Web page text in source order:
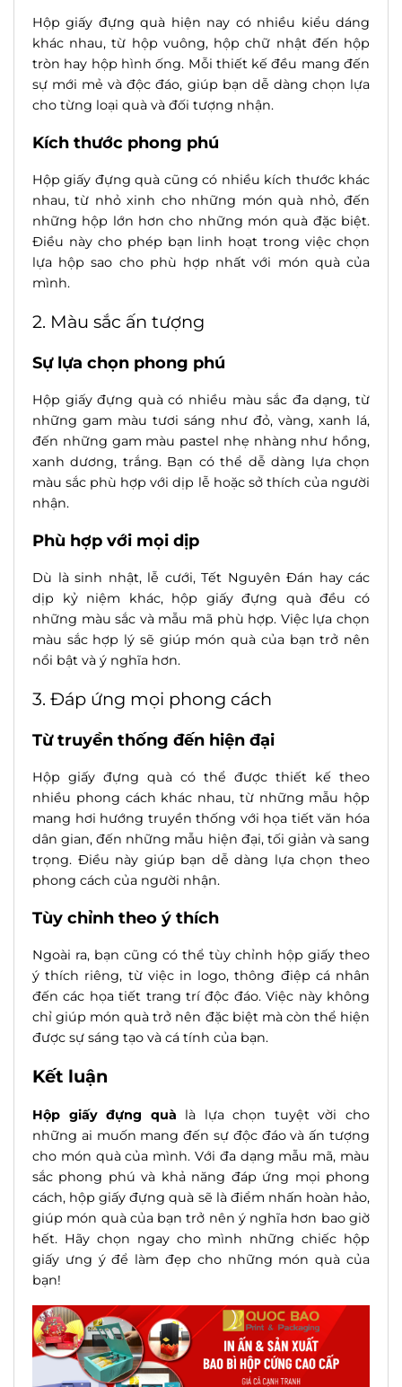
Hộp giấy đựng quà hiện nay có nhiều kiểu dáng
khác nhau, từ hộp vuông, hộp chữ nhật đến hộp
tròn hay hộp hình ống. Mỗi thiết kế đều mang đến
sự mới mẻ và độc đáo, giúp bạn dễ dàng chọn lựa
cho từng loại quà và đối tượng nhận.
Kích thước phong phú
Hộp giấy đựng quà cũng có nhiều kích thước khác
nhau, từ nhỏ xinh cho những món quà nhỏ, đến
những hộp lớn hơn cho những món quà đặc biệt.
Điều này cho phép bạn linh hoạt trong việc chọn
lựa hộp sao cho phù hợp nhất với món quà của
mình.
2. Màu sắc ấn tượng
Sự lựa chọn phong phú
Hộp giấy đựng quà có nhiều màu sắc đa dạng, từ
những gam màu tươi sáng như đỏ, vàng, xanh lá,
đến những gam màu pastel nhẹ nhàng như hồng,
xanh dương, trắng. Bạn có thể dễ dàng lựa chọn
màu sắc phù hợp với dịp lễ hoặc sở thích của người
nhận.
Phù hợp với mọi dịp
Dù là sinh nhật, lễ cưới, Tết Nguyên Đán hay các
dịp kỷ niệm khác, hộp giấy đựng quà đều có
những màu sắc và mẫu mã phù hợp. Việc lựa chọn
màu sắc hợp lý sẽ giúp món quà của bạn trở nên
nổi bật và ý nghĩa hơn.
3. Đáp ứng mọi phong cách
Từ truyền thống đến hiện đại
Hộp giấy đựng quà có thể được thiết kế theo
nhiều phong cách khác nhau, từ những mẫu hộp
mang hơi hướng truyền thống với họa tiết văn hóa
dân gian, đến những mẫu hiện đại, tối giản và sang
trọng. Điều này giúp bạn dễ dàng lựa chọn theo
phong cách của người nhận.
Tùy chỉnh theo ý thích
Ngoài ra, bạn cũng có thể tùy chỉnh hộp giấy theo
ý thích riêng, từ việc in logo, thông điệp cá nhân
đến các họa tiết trang trí độc đáo. Việc này không
chỉ giúp món quà trở nên đặc biệt mà còn thể hiện
được sự sáng tạo và cá tính của bạn.
Kết luận
Hộp giấy đựng quà là lựa chọn tuyệt vời cho
những ai muốn mang đến sự độc đáo và ấn tượng
cho món quà của mình. Với đa dạng mẫu mã, màu
sắc phong phú và khả năng đáp ứng mọi phong
cách, hộp giấy đựng quà sẽ là điểm nhấn hoàn hảo,
giúp món quà của bạn trở nên ý nghĩa hơn bao giờ
hết. Hãy chọn ngay cho mình những chiếc hộp
giấy ưng ý để làm đẹp cho những món quà của
bạn!